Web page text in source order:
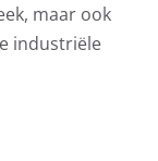
maar ook
industriële